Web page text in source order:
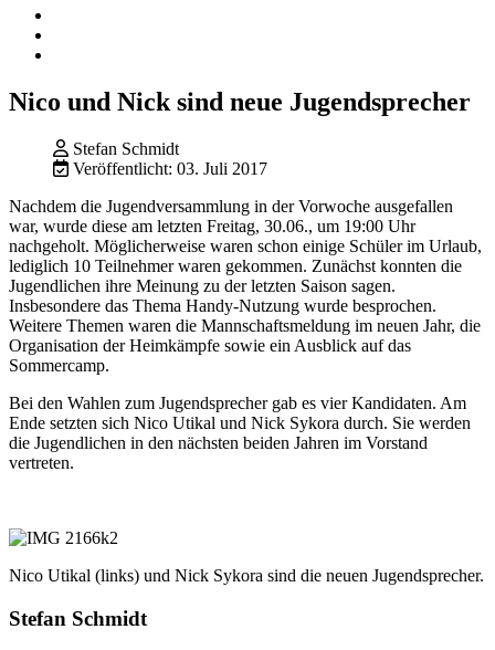
Nico und Nick sind neue Jugendsprecher
Stefan Schmidt
Veröffentlicht: 03. Juli 2017
Nachdem die Jugendversammlung in der Vorwoche ausgefallen
war, wurde diese am letzten Freitag, 30.06., um 19:00 Uhr
nachgeholt. Möglicherweise waren schon einige Schüler im Urlaub,
lediglich 10 Teilnehmer waren gekommen. Zunächst konnten die
Jugendlichen ihre Meinung zu der letzten Saison sagen.
Insbesondere das Thema Handy-Nutzung wurde besprochen.
Weitere Themen waren die Mannschaftsmeldung im neuen Jahr, die
Organisation der Heimkämpfe sowie ein Ausblick auf das
Sommercamp.
Bei den Wahlen zum Jugendsprecher gab es vier Kandidaten. Am
Ende setzten sich Nico Utikal und Nick Sykora durch. Sie werden
die Jugendlichen in den nächsten beiden Jahren im Vorstand
vertreten.
Nico Utikal (links) und Nick Sykora sind die neuen Jugendsprecher.
Stefan Schmidt